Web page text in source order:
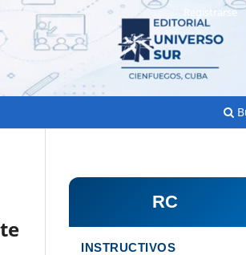
Registrarse
RC
INSTRUCTIVOS